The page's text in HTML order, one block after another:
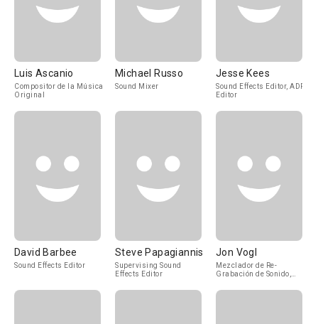
Luis Ascanio
Compositor de la Música
Original
Michael Russo
Sound Mixer
Jesse Kees
Sound Effects Editor, ADR
Editor
David Barbee
Sound Effects Editor
Steve Papagiannis
Supervising Sound
Effects Editor
Jon Vogl
Mezclador de Re-
Grabación de Sonido,